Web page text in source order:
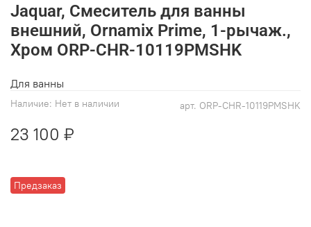
арт. ORP-CHR-10119PMSHK
Наличие: Нет в наличии
Предзаказ
Jaquar, Смеситель для ванны
внешний, Ornamix Prime, 1-рычаж.,
Хром ORP-CHR-10119PMSHK
23 100 ₽
Для ванны